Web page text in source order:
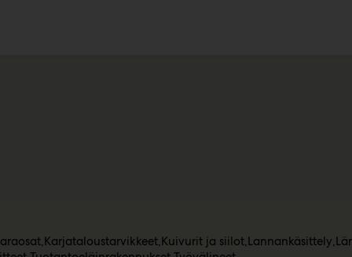
Karjataloustarvikkeet Kuivurit ja siilot Lannankäsittely